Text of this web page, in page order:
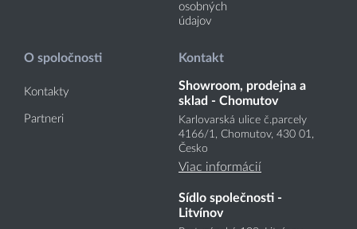
osobných
údajov
O spoločnosti
Kontakty
Partneri
Kontakt
Showroom, prodejna a
sklad - Chomutov
Karlovarská ulice č.parcely
4166/1, Chomutov, 430 01,
Česko
Viac informácií
Sídlo společnosti -
Litvínov